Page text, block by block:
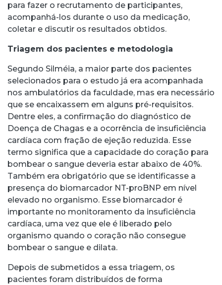
para fazer o recrutamento de participantes,
acompanhá-los durante o uso da medicação,
coletar e discutir os resultados obtidos.
Triagem dos pacientes e metodologia
Segundo Silméia, a maior parte dos pacientes
selecionados para o estudo já era acompanhada
nos ambulatórios da faculdade, mas era necessário
que se encaixassem em alguns pré-requisitos.
Dentre eles, a confirmação do diagnóstico de
Doença de Chagas e a ocorrência de insuficiência
cardíaca com fração de ejeção reduzida. Esse
termo significa que a capacidade do coração para
bombear o sangue deveria estar abaixo de 40%.
Também era obrigatório que se identificasse a
presença do biomarcador NT-proBNP em nível
elevado no organismo. Esse biomarcador é
importante no monitoramento da insuficiência
cardíaca, uma vez que ele é liberado pelo
organismo quando o coração não consegue
bombear o sangue e dilata.
Depois de submetidos a essa triagem, os
pacientes foram distribuídos de forma